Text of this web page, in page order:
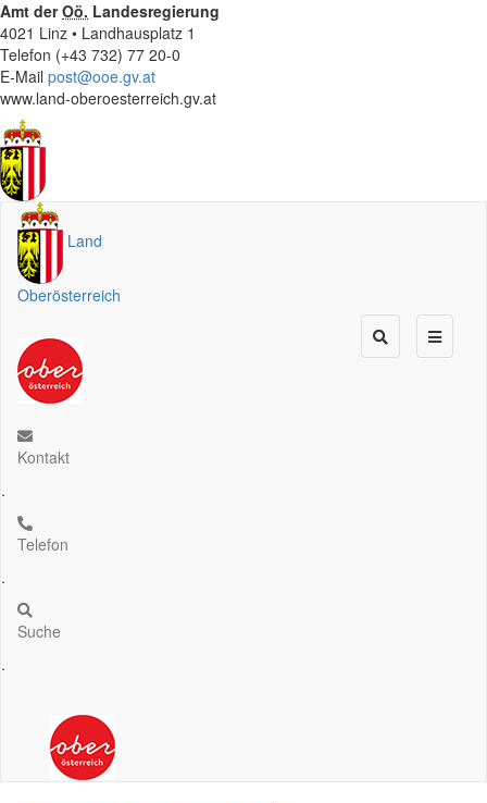
Amt derOö. Landesregierung
4021 Linz • Landhausplatz 1
Telefon (+43 732) 77 20-0
E-Mail post@ooe.gv.at
www.land-oberoesterreich.gv.at
Land
Oberösterreich
Kontakt
.
Telefon
.
Suche
.